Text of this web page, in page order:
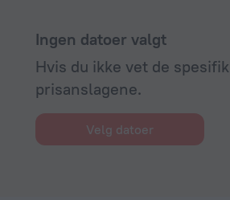
Ingen datoer valgt
Hvis du ikke vet de
prisanslagene.
Velg datoer